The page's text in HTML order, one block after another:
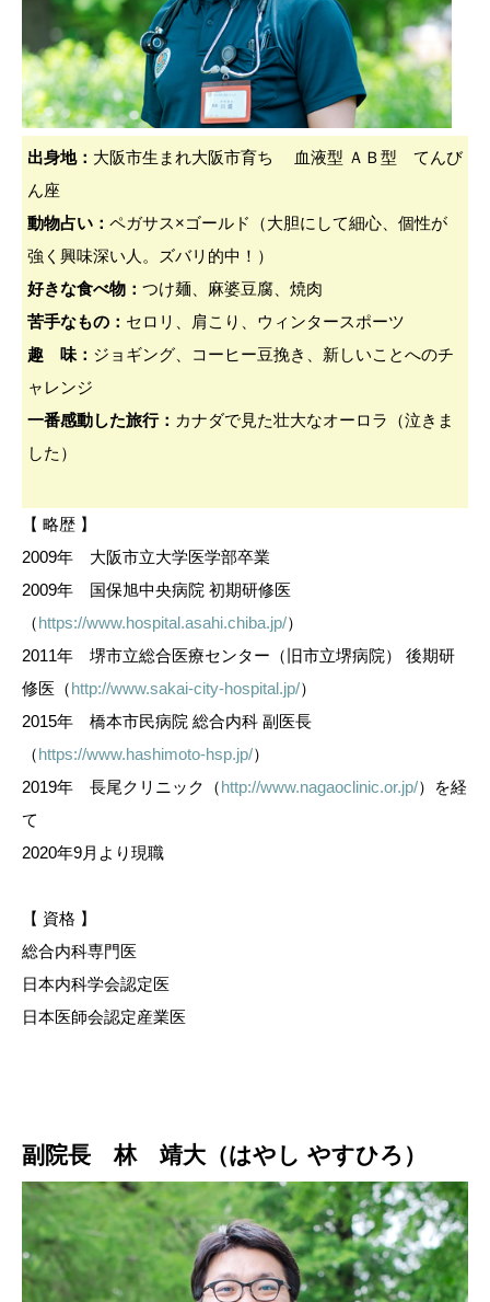
出身地： 大阪市生まれ大阪市育ち 血液型 ＡＢ型 てんび
ん座
動物占い： ペガサス×ゴールド（大胆にして細心、個性が
強く興味深い人。ズバリ的中！）
好きな食べ物： つけ麺、麻婆豆腐、焼肉
苦手なもの： セロリ、肩こり、ウィンタースポーツ
趣 味： ジョギング、コーヒー豆挽き、新しいことへのチ
ャレンジ
一番感動した旅行： カナダで見た壮大なオーロラ（泣きま
した）
【 略歴 】
2009年 大阪市立大学医学部卒業
2009年 国保旭中央病院 初期研修医
（https://www.hospital.asahi.chiba.jp/）
2011年 堺市立総合医療センター（旧市立堺病院） 後期研
修医（http://www.sakai-city-hospital.jp/）
2015年 橋本市民病院 総合内科 副医長
（https://www.hashimoto-hsp.jp/）
2019年 長尾クリニック（http://www.nagaoclinic.or.jp/）を経
て
2020年9月より現職
【 資格 】
総合内科専門医
日本内科学会認定医
日本医師会認定産業医
副院長 林 靖大（はやし やすひろ）